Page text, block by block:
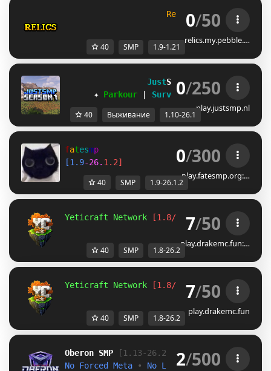
Re cs SM P[1.9-1.21]
0/50
relics.my.pebble.…
40 SMP 1.9-1.21
JustSMP [1.10-26.1]
✦ Parkour Survival | Events
0/250
play.justsmp.nl
40 Выживание 1.10-26.1
fatesmp
[1 . 9-26. 1 . 2] 0/300
play.fatesmp.org:…
40 SMP 1.9-26.1.2
Yeticraft Network [1.8/26.2]Season 7
7/50
play.drakemc.fun:…
40 SMP 1.8-26.2
Yeticraft Network [1.8/26.2]Season 7
7/50
play.drakemc.fun
40 SMP 1.8-26.2
Oberon SMP
[1.13-26.2]
No Forced Meta
• No Limits
2/500